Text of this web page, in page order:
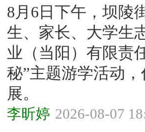
8月6日下午，坝陵
生、家长、大学生
业（当阳）有限责
秘”主题游学活动
展。
李昕婷 2026-08-07